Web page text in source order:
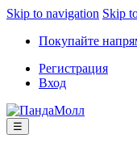
Skip to navigation Skip
Покупайте
Регистрация
Вход
☰